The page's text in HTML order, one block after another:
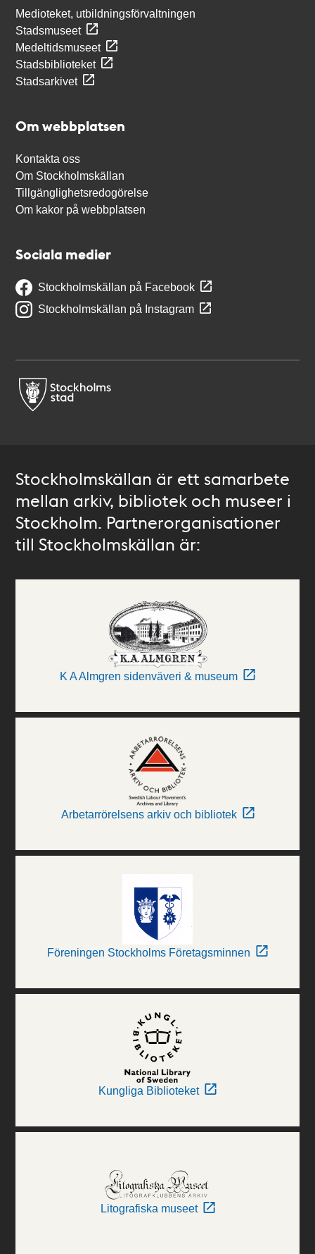
Medioteket, utbildningsförvaltningen
Stadsmuseet
Medeltidsmuseet
Stadsbiblioteket
Stadsarkivet
Om webbplatsen
Kontakta oss
Om Stockholmskällan
Tillgänglighetsredogörelse
Om kakor på webbplatsen
Sociala medier
Stockholmskällan på Facebook
Stockholmskällan på Instagram
Stockholmskällan är ett samarbete
mellan arkiv, bibliotek och museer i
Stockholm. Partnerorganisationer
till Stockholmskällan är:
K A Almgren sidenväveri & museum
Arbetarrörelsens arkiv och bibliotek
Föreningen Stockholms Företagsminnen
Kungliga Biblioteket
Litografiska museet